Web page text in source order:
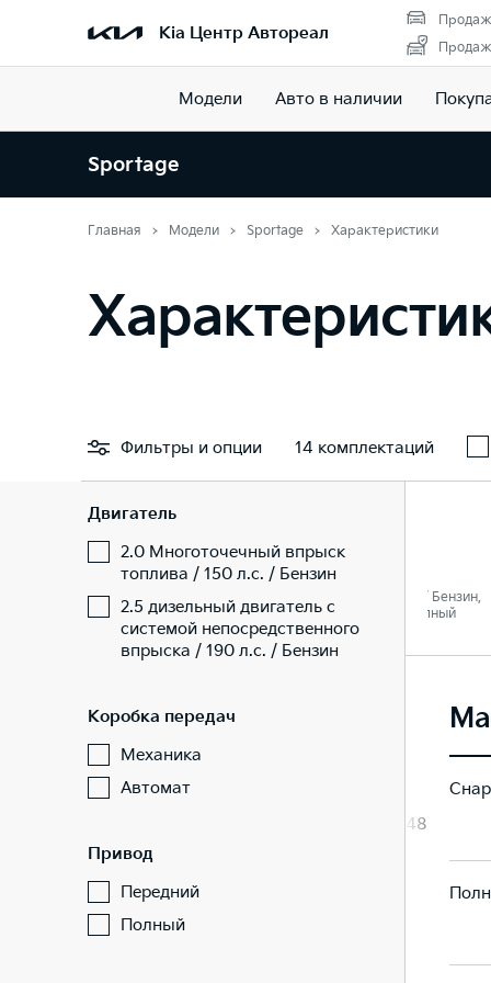
Kia Центр Автореал
Модели Авто в наличии
Sportage
Главная Модели Sportage Характеристики
Фильтры и опции 14 комплектаций
Двигатель
2.0 Многоточечный впрыск
топлива / 150 л.с. / Бензин
2.5 дизельный двигатель с
системой непосредственного
впрыска / 190 л.с. / Бензин
Коробка передач
Механика
Автомат
Привод
Передний
Полный
Люкс
2.5 / 190 л. c. / Бензин,
Автомат / Полный
2.0 / 150 л. c. / Бензин,
Автомат / Полный
1531 / 1648
2,175